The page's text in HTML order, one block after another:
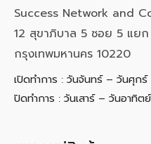
Success Network and
12 สุขาภิบาล 5 ซอย 5 แย
กรุงเทพมหานคร 10220
เปิดทำการ : วันจันทร์ – วันศุก
ปิดทำการ : วันเสาร์ – วันอาทิตย์